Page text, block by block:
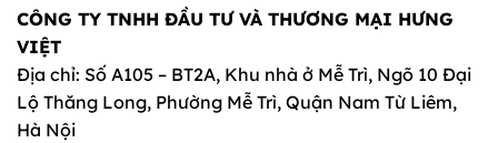
CÔNG TY TNHH ĐẦU TƯ VÀ THƯƠNG MẠI HƯNG
VIỆT
Địa chỉ: Số A105 – BT2A, Khu nhà ở Mễ Trì, Ngõ 10 Đại
Lộ Thăng Long, Phường Mễ Trì, Quận Nam Từ Liêm,
Hà Nội